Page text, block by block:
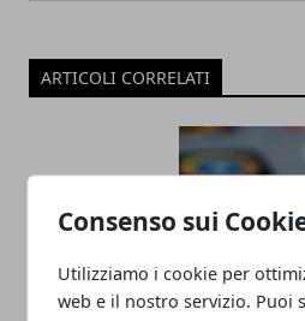
Consenso sui
Utilizziamo i cookie per
web e il nostro servizio. Puoi
ARTICOLI CORRELATI